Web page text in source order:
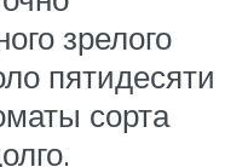
зрелого
пятидесяти
сорта